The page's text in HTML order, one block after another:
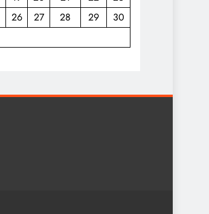
26 27 28 29
30